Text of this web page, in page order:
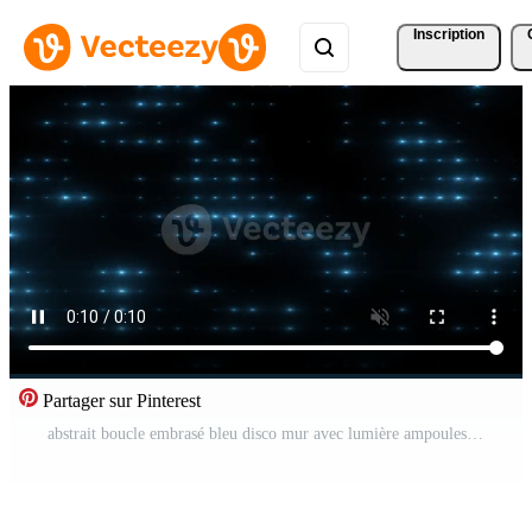
Inscription
Partager sur Pinterest
abstrait boucle embrasé bleu disco mur avec lumière ampoules abstrait Contexte Vidéo Gratuite